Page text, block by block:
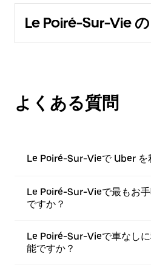
Le Poiré-Sur-Vie
よくある質問
Le Poiré-Sur-Vieで Uber を
Le Poiré-Sur-Vieで最もお
ですか？
Le Poiré-Sur-Vieで車なし
能ですか？